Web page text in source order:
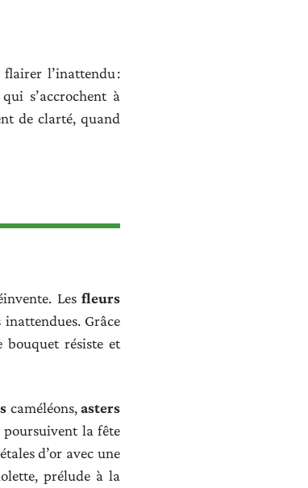
l’inattendu :
s’accrochent à
de clarté, quand
Les fleurs
Grâce
bouquet résiste et
caméléons,asters
poursuivent la fête
d’or avec une
prélude à la